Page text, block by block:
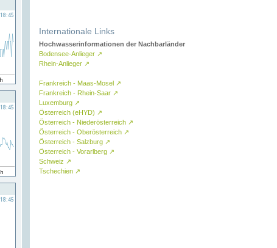
Internationale Links
Hochwasserinformationen der Nachbarländer
Bodensee-Anlieger ↗
Rhein-Anlieger ↗
Frankreich - Maas-Mosel ↗
Frankreich - Rhein-Saar ↗
Luxemburg ↗
Österreich (eHYD) ↗
Österreich - Niederösterreich ↗
Österreich - Oberösterreich ↗
Österreich - Salzburg ↗
Österreich - Vorarlberg ↗
Schweiz ↗
Tschechien ↗